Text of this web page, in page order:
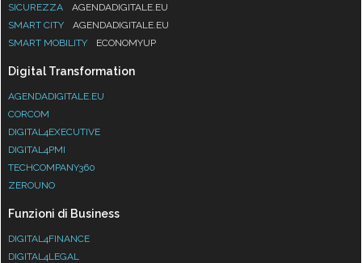
SICUREZZA
AGENDADIGITALE.EU
SMART CITY
AGENDADIGITALE.EU
SMART MOBILITY
ECONOMYUP
Digital Transformation
AGENDADIGITALE.EU
CORCOM
DIGITAL4EXECUTIVE
DIGITAL4PMI
TECHCOMPANY360
ZEROUNO
Funzioni di Business
DIGITAL4FINANCE
DIGITAL4LEGAL